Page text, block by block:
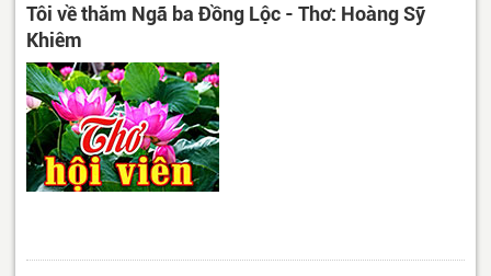
Tôi về thăm Ngã ba Đồng Lộc - Thơ: Hoàng Sỹ
Khiêm